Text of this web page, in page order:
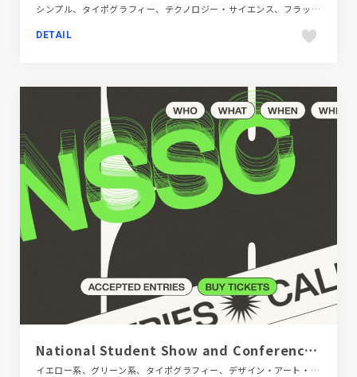
シンプル、タイポグラフィー、テクノロジー・サイエンス、フラットデザイン、メディアサイト、レッド系、大きめ写真
DETAIL
National Student Show and Conference 18
イエロー系、グリーン系、タイポグラフィー、デザイン・アート・音楽・文芸、フラットデザイン、ブランド・サービスサイト、ポップ、モーション多め、教育・学校、施設・店舗サイト、海外サイト